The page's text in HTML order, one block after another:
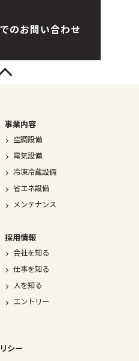
のお問い合わせ
事業内容
空調設備
電気設備
冷凍冷蔵設備
省エネ設備
メンテナンス
採用情報
会社を知る
仕事を知る
人を知る
エントリー
シー